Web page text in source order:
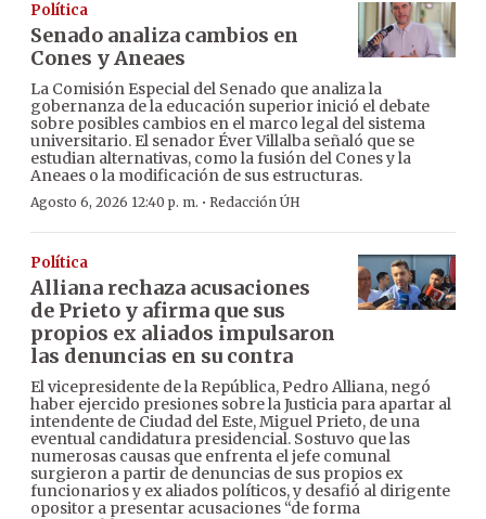
Política
Senado analiza cambios en
Cones y Aneaes
La Comisión Especial del Senado que analiza la
gobernanza de la educación superior inició el debate
sobre posibles cambios en el marco legal del sistema
universitario. El senador Éver Villalba señaló que se
estudian alternativas, como la fusión del Cones y la
Aneaes o la modificación de sus estructuras.
Agosto 6, 2026 12:40 p. m. · Redacción ÚH
Política
Alliana rechaza acusaciones
de Prieto y afirma que sus
propios ex aliados impulsaron
las denuncias en su contra
El vicepresidente de la República, Pedro Alliana, negó
haber ejercido presiones sobre la Justicia para apartar al
intendente de Ciudad del Este, Miguel Prieto, de una
eventual candidatura presidencial. Sostuvo que las
numerosas causas que enfrenta el jefe comunal
surgieron a partir de denuncias de sus propios ex
funcionarios y ex aliados políticos, y desafió al dirigente
opositor a presentar acusaciones “de forma